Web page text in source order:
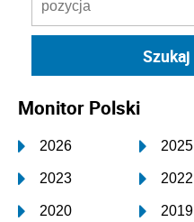
Monitor Polski
2026 2025
2023 2022
2020 2019